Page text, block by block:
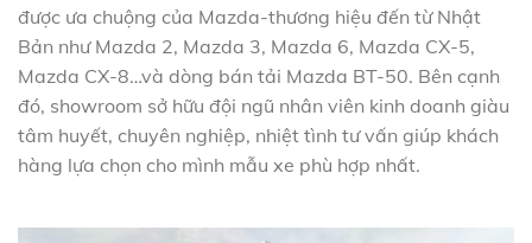
được ưa chuộng của Mazda-thương hiệu đến từ Nhật
Bản như Mazda 2, Mazda 3, Mazda 6, Mazda CX-5,
Mazda CX-8…và dòng bán tải Mazda BT-50. Bên cạnh
đó, showroom sở hữu đội ngũ nhân viên kinh doanh giàu
tâm huyết, chuyên nghiệp, nhiệt tình tư vấn giúp khách
hàng lựa chọn cho mình mẫu xe phù hợp nhất.